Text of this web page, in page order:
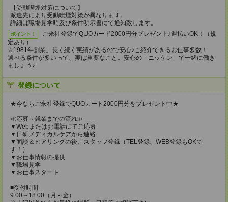
【受動喫煙対策について】
派遣先により受動喫煙対策が異なります。
詳細は職場見学時及び条件明示書にて通知致します。
ポイント！
ご来社登録でQUOカード2000円分プレゼント♪週払いOK！（規
定あり）
☆1981年創業。長く続く実績があるので安心♪ご紹介できるお仕事多数！
選べる条件が多いって、実は重要なこと。安心の「ニッケン」で一緒に働き
ましょう♪
登録について
★今ならご来社登録でQUOカード2000円分をプレゼント中★
≪応募～就業までの流れ≫
▼Webまたはお電話にてご応募
▼日研メディカルケアから連絡
▼面談＆ヒアリングの後、スタッフ登録（TEL登録、WEB登録もOKで
す！）
▼お仕事情報の提供
▼職場見学
▼お仕事スタート
■受付時間
9:00～18:00（月～金）